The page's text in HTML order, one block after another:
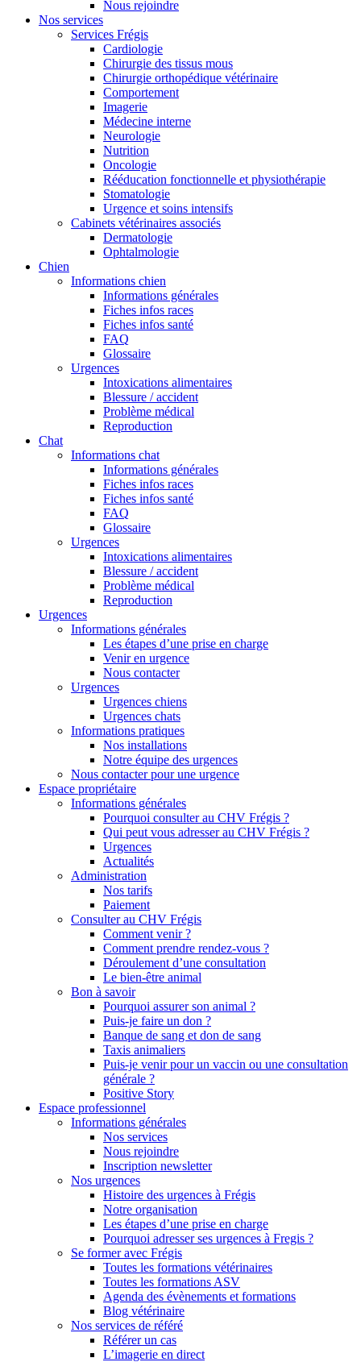
Nous rejoindre
Nos services
Services Frégis
Cardiologie
Chirurgie des tissus mous
Chirurgie orthopédique vétérinaire
Comportement
Imagerie
Médecine interne
Neurologie
Nutrition
Oncologie
Rééducation fonctionnelle et physiothérapie
Stomatologie
Urgence et soins intensifs
Cabinets vétérinaires associés
Dermatologie
Ophtalmologie
Chien
Informations chien
Informations générales
Fiches infos races
Fiches infos santé
FAQ
Glossaire
Urgences
Intoxications alimentaires
Blessure / accident
Problème médical
Reproduction
Chat
Informations chat
Informations générales
Fiches infos races
Fiches infos santé
FAQ
Glossaire
Urgences
Intoxications alimentaires
Blessure / accident
Problème médical
Reproduction
Urgences
Informations générales
Les étapes d’une prise en charge
Venir en urgence
Nous contacter
Urgences
Urgences chiens
Urgences chats
Informations pratiques
Nos installations
Notre équipe des urgences
Nous contacter pour une urgence
Espace propriétaire
Informations générales
Pourquoi consulter au CHV Frégis ?
Qui peut vous adresser au CHV Frégis ?
Urgences
Actualités
Administration
Nos tarifs
Paiement
Consulter au CHV Frégis
Comment venir ?
Comment prendre rendez-vous ?
Déroulement d’une consultation
Le bien-être animal
Bon à savoir
Pourquoi assurer son animal ?
Puis-je faire un don ?
Banque de sang et don de sang
Taxis animaliers
Puis-je venir pour un vaccin ou une consultation
générale ?
Positive Story
Espace professionnel
Informations générales
Nos services
Nous rejoindre
Inscription newsletter
Nos urgences
Histoire des urgences à Frégis
Notre organisation
Les étapes d’une prise en charge
Pourquoi adresser ses urgences à Fregis ?
Se former avec Frégis
Toutes les formations vétérinaires
Toutes les formations ASV
Agenda des évènements et formations
Blog vétérinaire
Nos services de référé
Référer un cas
L’imagerie en direct